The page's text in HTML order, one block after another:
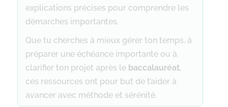
explications précises pour comprendre les
démarches importantes.
Que tu cherches à mieux gérer ton temps, à
préparer une échéance importante ou à
clarifier ton projet après le baccalauréat,
ces ressources ont pour but de t’aider à
avancer avec méthode et sérénité.